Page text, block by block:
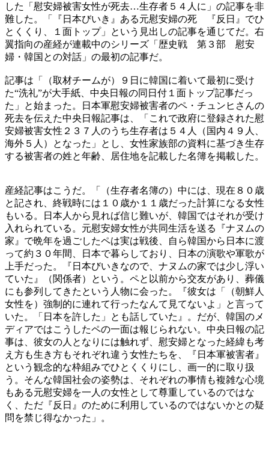
した「慰安婦被害女性が死去…生存者５４人に」の記事を非
難した。「『日本びいき』ある元慰安婦の死 『反日』でひ
とくくり、１面トップ」という見出しの記事を通じてだ。右
翼指向の産経が連載中のシリーズ「歴史戦 第３部 慰安
婦・韓国との対話」の最初の記事だ。
記事は「（取材チームが）９日に韓国に着いて最初に受け
た“洗礼”が大手紙、中央日報の同日付１面トップ記事だっ
た」と始まった。日本軍慰安婦被害者のペ・チュンヒさんの
死去を伝えた中央日報記事は、「これで政府に登録された慰
安婦被害女性２３７人のうち生存者は５４人（国内４９人、
海外５人）となった」とし、女性家族部の資料に基づき生存
する被害者の姓と年齢、居住地を記載した名簿を掲載した。
産経記事はこうだ。「（生存者名簿の）中には、現在８０歳
と記され、終戦時には１０歳か１１歳だった計算になる女性
もいる。日本人から見れば信じ難いが、韓国ではそれが受け
入れられている。元慰安婦女性が共同生活を送る『ナヌムの
家』で晩年を過ごしたペは実は戦後、自ら韓国から日本に渡
って約３０年間、日本で暮らしており、日本の演歌や軍歌が
上手だった。『日本びいきなので、ナヌムの家では少し浮い
ていた』（関係者）という。ペと以前から交友があり、葬儀
にも参列してきたという人物に会った。『彼女は「（朝鮮人
女性を）強制的に連れて行ったなんて見てないよ」と言って
いた。「日本を許した」とも話していた』。だが、韓国のメ
ディアではこうしたペの一面は報じられない。中央日報の記
事は、彼女の人となりには触れず、慰安婦となった経緯も考
え方も生き方もそれぞれ違う女性たちを、『日本軍被害者』
という観念的な枠組みでひとくくりにし、画一的に取り扱
う。そんな韓国社会の姿勢は、それぞれの事情も複雑な心境
もある元慰安婦を一人の女性として尊重しているのではな
く、ただ『反日』のために利用しているのではないかとの疑
問を禁じ得なかった」。